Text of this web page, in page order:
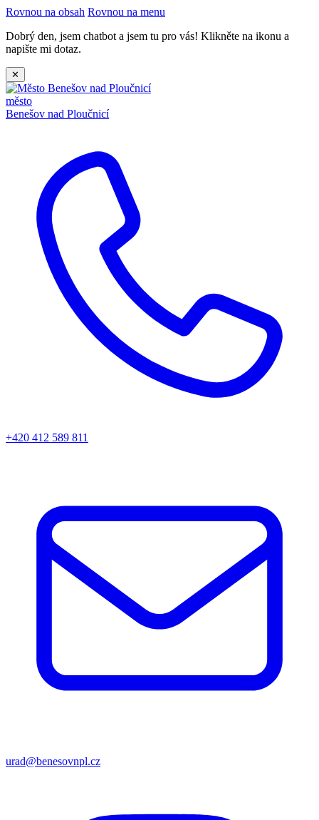
Rovnou na obsah Rovnou na menu
Dobrý den, jsem chatbot a jsem tu pro vás! Klikněte na ikonu a
napište mi dotaz.
✕
město
Benešov nad Ploučnicí
+420 412 589 811
urad@benesovnpl.cz